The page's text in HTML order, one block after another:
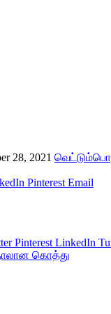
28, 2021
Pinterest Email
Pinterest LinkedIn
கொத்து